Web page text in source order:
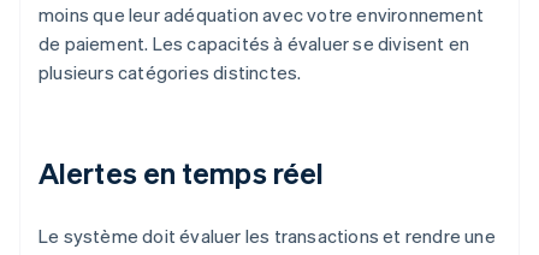
moins que leur adéquation avec votre environnement
de paiement. Les capacités à évaluer se divisent en
plusieurs catégories distinctes.
Alertes en temps réel
Le système doit évaluer les transactions et rendre une